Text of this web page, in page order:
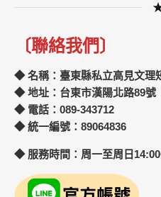
〔聯絡我們〕
◆ 名稱：臺東縣私立高見文理
◆ 地址：台東市漢陽北路89號
◆ 電話：089-343712
◆ 統一編號：89064836
◆ 服務時間：周一至周日